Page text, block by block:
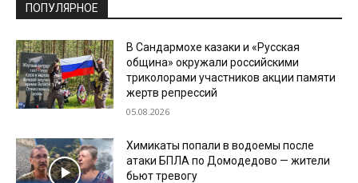
ПОПУЛЯРНОЕ
В Сандармохе казаки и «Русская
община» окружали российскими
триколорами участников акции памяти
жертв репрессий
05.08.2026
Химикаты попали в водоемы после
атаки БПЛА по Домодедово — жители
бьют тревогу